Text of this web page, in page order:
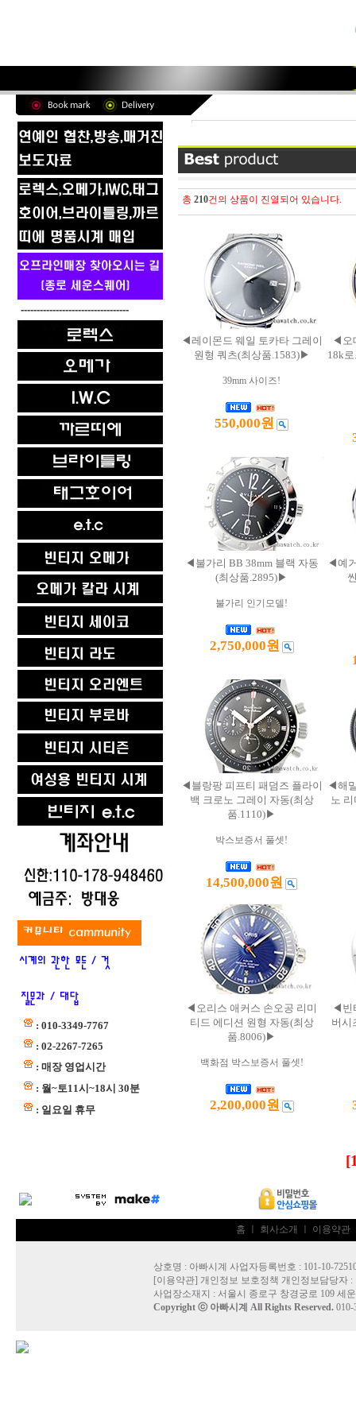
----------------------------------
: 010-3349-7767
: 02-2267-7265
: 매장 영업시간
: 월~토11시~18시 30분
: 일요일 휴무
총 210건의 상품이 진열되어 있습니다.
◀레이몬드 웨일 토카타 그레이
원형 쿼츠(최상품.1583)▶
39mm 사이즈!
550,000원
◀오
18k
◀불가리 BB 38mm 블랙 자동
(최상품.2895)▶
불가리 인기모델!
2,750,000원
◀예
◀블랑팡 피프티 패덤즈 플라이
백 크로노 그레이 자동(최상
품.1110)▶
박스보증서 풀셋!
14,500,000원
◀해
노
◀오리스 애커스 손오공 리미
티드 에디션 원형 자동(최상
품.8006)▶
백화점 박스보증서 풀셋!
2,200,000원
◀빈
버시
홈 회사소개 이용약관
상호명 : 아빠시계 사업자등록번호 : 101-10-
[이용약관] 개인정보 보호정책 개인정보담당자 :
사업장소재지 : 서울시 종로구 창경궁로 109 세
Copyright ⓒ 아빠시계 All Rights Reserved.